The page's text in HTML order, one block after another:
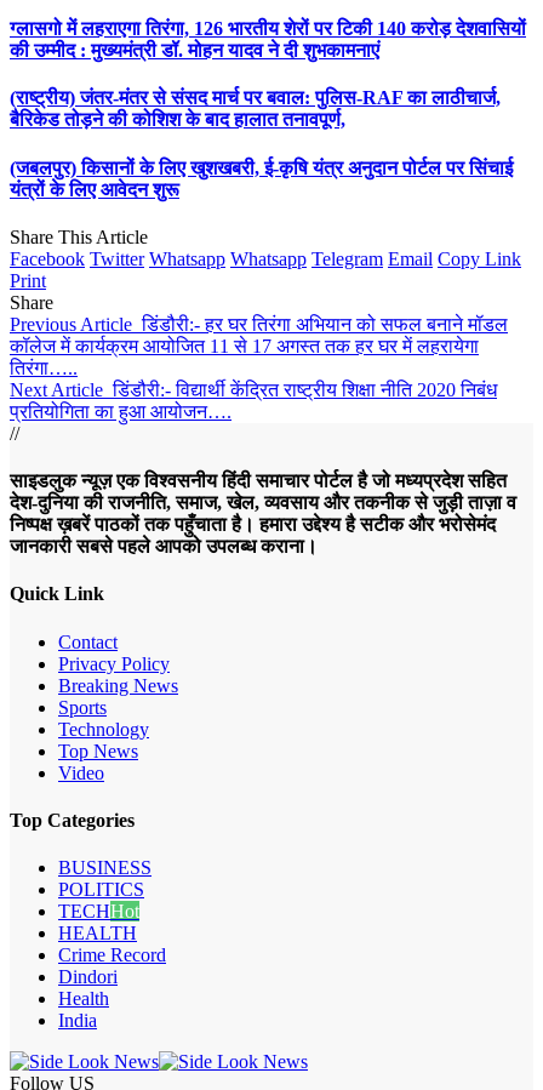
ग्लासगो में लहराएगा तिरंगा, 126 भारतीय शेरों पर टिकी 140 करोड़ देशवासियों
की उम्मीद : मुख्यमंत्री डॉ. मोहन यादव ने दी शुभकामनाएं
(राष्ट्रीय) जंतर-मंतर से संसद मार्च पर बवाल: पुलिस-RAF का लाठीचार्ज,
बैरिकेड तोड़ने की कोशिश के बाद हालात तनावपूर्ण,
(जबलपुर) किसानों के लिए खुशखबरी, ई-कृषि यंत्र अनुदान पोर्टल पर सिंचाई
यंत्रों के लिए आवेदन शुरू
Share This Article
Facebook Twitter Whatsapp Whatsapp Telegram Email Copy Link
Print
Share
Previous Article डिंडौरी:- हर घर तिरंगा अभियान को सफल बनाने मॉडल
कॉलेज में कार्यक्रम आयोजित 11 से 17 अगस्त तक हर घर में लहरायेगा
तिरंगा…..
Next Article डिंडौरी:- विद्यार्थी केंद्रित राष्ट्रीय शिक्षा नीति 2020 निबंध
प्रतियोगिता का हुआ आयोजन….
//
साइडलुक न्यूज़ एक विश्वसनीय हिंदी समाचार पोर्टल है जो मध्यप्रदेश सहित
देश-दुनिया की राजनीति, समाज, खेल, व्यवसाय और तकनीक से जुड़ी ताज़ा व
निष्पक्ष ख़बरें पाठकों तक पहुँचाता है। हमारा उद्देश्य है सटीक और भरोसेमंद
जानकारी सबसे पहले आपको उपलब्ध कराना।
Quick Link
Contact
Privacy Policy
Breaking News
Sports
Technology
Top News
Video
Top Categories
BUSINESS
POLITICS
TECHHot
HEALTH
Crime Record
Dindori
Health
India
Follow US